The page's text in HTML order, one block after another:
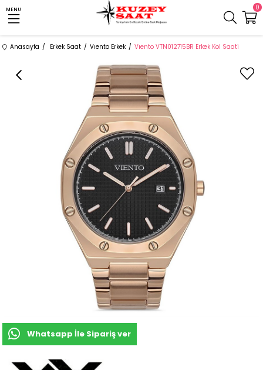
MENU 0
Anasayfa Erkek Saat Vıento Erkek Vıento VTN012715BR Erkek Kol Saati
Whatsapp İle Sipariş ver